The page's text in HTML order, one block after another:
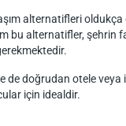
alternatifleri
bu alternatifler, şehrin
doğrudan otele
için idealdir.